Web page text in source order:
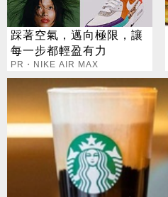
踩著空氣，邁向極限，讓
每一步都輕盈有力
PR・NIKE AIR MAX